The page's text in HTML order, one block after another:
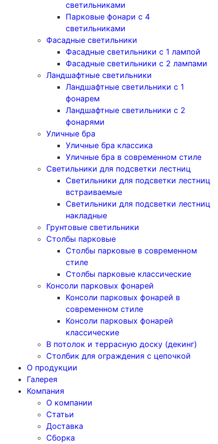
светильниками
Парковые фонари с 4
светильниками
Фасадные светильники
Фасадные светильники с 1 лампой
Фасадные светильники c 2 лампами
Ландшафтные светильники
Ландшафтные светильники с 1
фонарем
Ландшафтные светильники с 2
фонарями
Уличные бра
Уличные бра классика
Уличные бра в современном стиле
Светильники для подсветки лестниц
Светильники для подсветки лестниц
встраиваемые
Светильники для подсветки лестниц
накладные
Грунтовые светильники
Столбы парковые
Столбы парковые в современном
стиле
Столбы парковые классические
Консоли парковых фонарей
Консоли парковых фонарей в
современном стиле
Консоли парковых фонарей
классические
В потолок и террасную доску (декинг)
Столбик для ограждения с цепочкой
О продукции
Галерея
Компания
О компании
Статьи
Доставка
Сборка